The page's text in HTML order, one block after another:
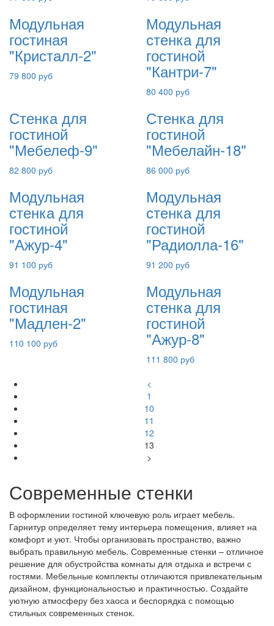
Модульная
гостиная
"Кристалл-2"
79 800 руб
Модульная
стенка для
гостиной
"Кантри-7"
80 400 руб
Стенка для
гостиной
"Мебелеф-9"
82 800 руб
Стенка для
гостиной
"Мебелайн-18"
86 000 руб
Модульная
стенка для
гостиной
"Ажур-4"
91 100 руб
Модульная
стенка для
гостиной
"Радиолла-16"
91 200 руб
Модульная
гостиная
"Мадлен-2"
110 100 руб
Модульная
стенка для
гостиной
"Ажур-8"
111 800 руб
<
1
10
11
12
13
>
Современные стенки
В оформлении гостиной ключевую роль играет мебель.
Гарнитур определяет тему интерьера помещения, влияет на
комфорт и уют. Чтобы организовать пространство, важно
выбрать правильную мебель. Современные стенки – отличное
решение для обустройства комнаты для отдыха и встречи с
гостями. Мебельные комплекты отличаются привлекательным
дизайном, функциональностью и практичностью. Создайте
уютную атмосферу без хаоса и беспорядка с помощью
стильных современных стенок.